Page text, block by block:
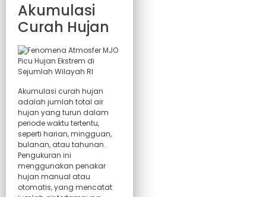
Akumulasi
Curah Hujan
Akumulasi curah hujan
adalah jumlah total air
hujan yang turun dalam
periode waktu tertentu,
seperti harian, mingguan,
bulanan, atau tahunan.
Pengukuran ini
menggunakan penakar
hujan manual atau
otomatis, yang mencatat